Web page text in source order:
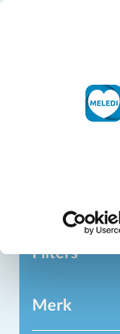
Ga naar de inhoud
Filters
Merk